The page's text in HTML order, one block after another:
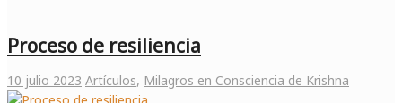
Proceso de resiliencia
10 julio 2023 Artículos, Milagros en Consciencia de Krishna